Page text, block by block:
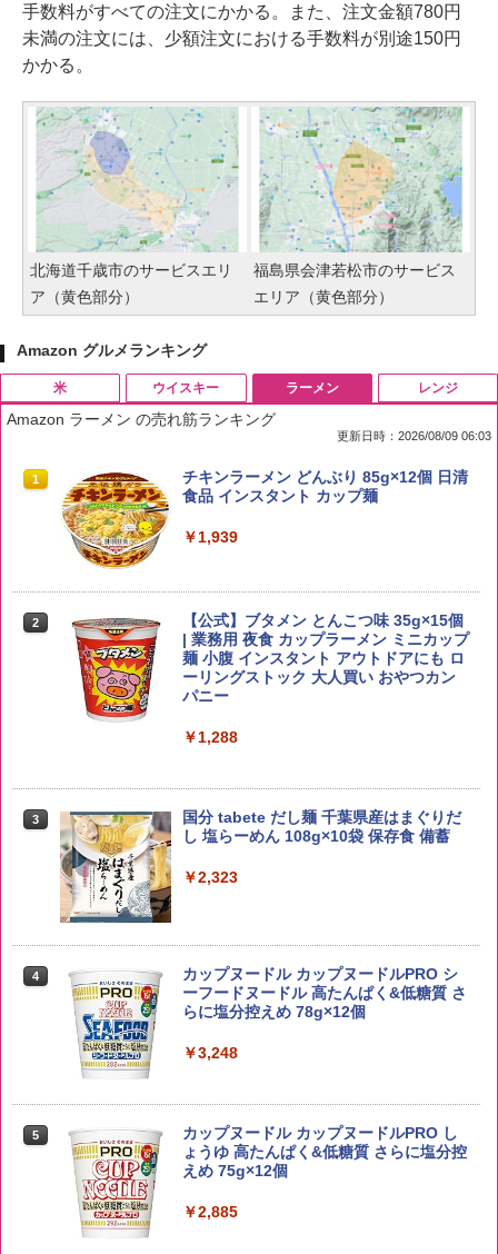
手数料がすべての注文にかかる。また、注文金額780円
未満の注文には、少額注文における手数料が別途150円
かかる。
北海道千歳市のサービスエリ
ア（黄色部分）
福島県会津若松市のサービス
エリア（黄色部分）
Amazon グルメランキング
米
1 by Amazon 国産ブレンド米 精米 5kg
2
野沢農産 無洗米 青い流るる コシヒカリ
5kg 長野県産 令和7年産
￥3,980
3
【在庫処分価格】ももたろう印 無洗米 5
kg 業務用 お米マイスターブレンド
4
新潟ケンベイ【精米】新潟県産にじのき
らめき 5kg 令和7年産
￥5,809
5
by Amazon あきたこまちブレンド 無洗
米 5kg
￥3,396
ウイスキー
1
ブラックニッカ ニッカ Nikka ウィスキ
ー4000ml ブラックニッカクリア ウヰス
お得 4リットル
角瓶 2700ml サントリー ウイスキー ハ
イボール 大容量
3
角ハイボール 350ml×24本 サントリー ウ
イスキー ハイボール 缶
￥4,927
4
トリスウイスキー 4000ml サントリー 大
容量 4リットル
5
サントリー シングルモルト ウイスキー
白州 Story of the Distillery 2026 化粧箱
入 700ml
￥19,860
ラーメン
Amazon ラーメン の売れ筋ランキング
更新日時：2026/08/09 06:03
1
チキンラーメン どんぶり 85g×12個 日清
食品 インスタント カップ麺
￥1,939
2
【公式】ブタメン とんこつ味 35g×15個
| 業務用 夜食 カップラーメン ミニカップ
麺 小腹 インスタント アウトドアにも ロ
ーリングストック 大人買い おやつカン
パニー
￥1,288
3
国分 tabete だし麺 千葉県産はまぐりだ
し 塩らーめん 108g×10袋 保存食 備蓄
￥2,323
4
カップヌードル カップヌードルPRO シ
ーフードヌードル 高たんぱく&低糖質 さ
らに塩分控えめ 78g×12個
￥3,248
5
カップヌードル カップヌードルPRO し
ょうゆ 高たんぱく&低糖質 さらに塩分控
えめ 75g×12個
￥2,885
レンジ